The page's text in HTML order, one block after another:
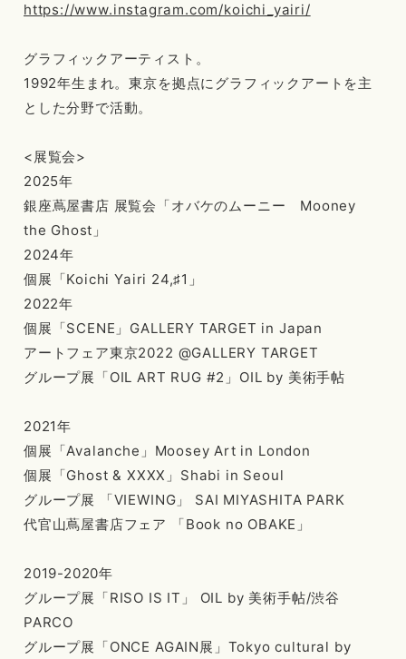
https://www.instagram.com/koichi_yairi/
グラフィックアーティスト。
1992年生まれ。東京を拠点にグラフィックアートを主
とした分野で活動。
<展覧会>
2025年
銀座蔦屋書店 展覧会「オバケのムーニー Mooney
the Ghost」
2024年
個展「Koichi Yairi 24,♯1」
2022年
個展「SCENE」GALLERY TARGET in Japan
アートフェア東京2022 @GALLERY TARGET
グループ展「OIL ART RUG #2」OIL by 美術手帖
2021年
個展「Avalanche」Moosey Art in London
個展「Ghost & XXXX」Shabi in Seoul
グループ展 「VIEWING」 SAI MIYASHITA PARK
代官山蔦屋書店フェア 「Book no OBAKE」
2019-2020年
グループ展「RISO IS IT」 OIL by 美術手帖/渋谷
PARCO
グループ展「ONCE AGAIN展」Tokyo cultural by